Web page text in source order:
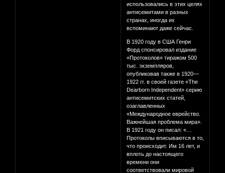
использовались в этих целях
антисемитами в разных
странах, иногда их
вспоминают даже сейчас.
В 1920 году в США Генри
Форд спонсировал издание
«Протоколов» тиражом 500
тыс. экземпляров,
опубликовав также в 1920—
1922 гг. в своей газете «The
Dearborn Independent» серию
антисемитских статей,
озаглавленных
«Международное еврейство.
Важнейшая проблема мира».
В 1921 году он писал: «…
Протоколы вписываются в то,
что происходит. Им 16 лет, и
вплоть до настоящего
времени они
соответствовали мировой